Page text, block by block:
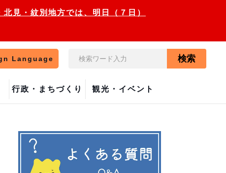
見・紋別地方では、明日（７日）
行政・まちづくり 観光・イベント
Language 検索